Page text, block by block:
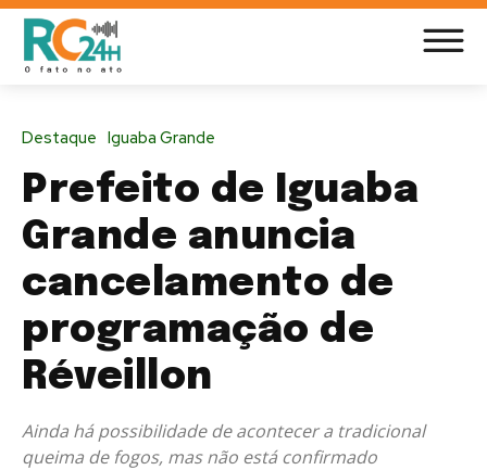
Destaque Iguaba Grande
Prefeito de Iguaba
Grande anuncia
cancelamento de
programação de
Réveillon
Ainda há possibilidade de acontecer a tradicional
queima de fogos, mas não está confirmado